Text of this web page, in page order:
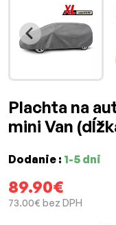
Plachta na
mini Van
Dodanie : 1-5 dni
89.90€
73.00€ bez DPH